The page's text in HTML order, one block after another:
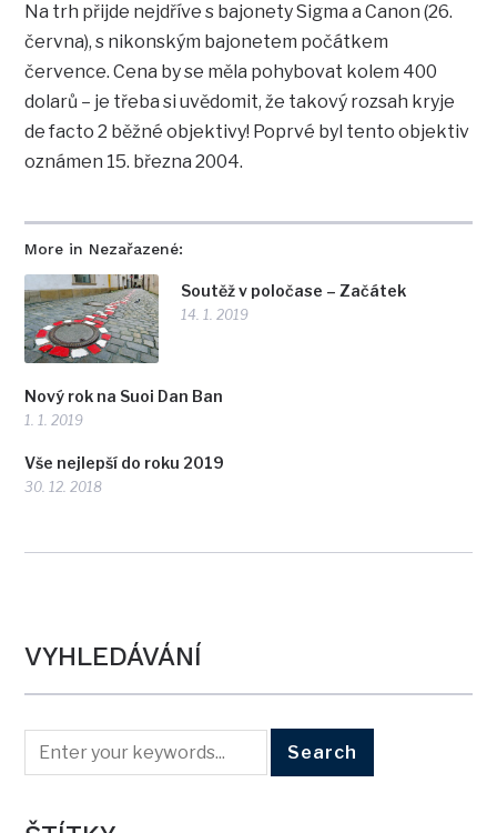
More in Nezařazené:
Soutěž v poločase – Začátek
14. 1. 2019
Nový rok na Suoi Dan Ban
1. 1. 2019
Vše nejlepší do roku 2019
30. 12. 2018
Na trh přijde nejdříve s bajonety Sigma a Canon (26.
června), s nikonským bajonetem počátkem
července. Cena by se měla pohybovat kolem 400
dolarů – je třeba si uvědomit, že takový rozsah kryje
de facto 2 běžné objektivy! Poprvé byl tento objektiv
oznámen 15. března 2004.
VYHLEDÁVÁNÍ